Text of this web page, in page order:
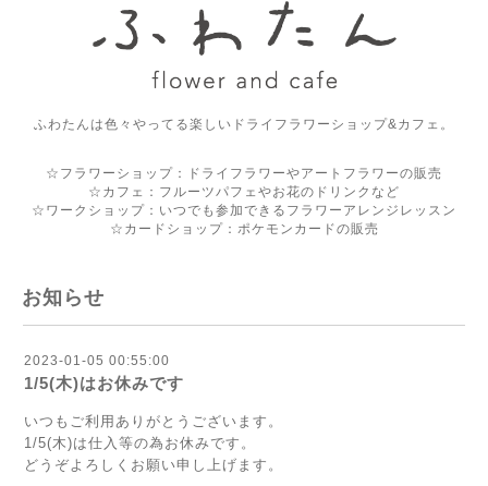
ふわたんは色々やってる楽しいドライフラワーショップ&カフェ。
☆フラワーショップ：ドライフラワーやアートフラワーの販売
☆カフェ：フルーツパフェやお花のドリンクなど
☆ワークショップ：いつでも参加できるフラワーアレンジレッスン
☆カードショップ：ポケモンカードの販売
お知らせ
2023-01-05 00:55:00
1/5(木)はお休みです
いつもご利用ありがとうございます。
1/5(木)は仕入等の為お休みです。
どうぞよろしくお願い申し上げます。